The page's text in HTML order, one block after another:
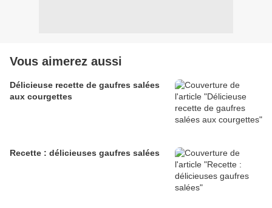
Vous aimerez aussi
Délicieuse recette de gaufres salées
aux courgettes
Recette : délicieuses gaufres salées